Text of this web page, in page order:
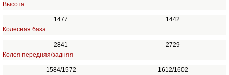
Высота
1477
1442
Колесная база
2841
2729
Колея передняя/задняя
1584/1572
1612/1602